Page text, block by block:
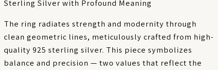
Sterling Silver with Profound Meaning
The ring radiates strength and modernity through
clean geometric lines, meticulously crafted from high-
quality 925 sterling silver. This piece symbolizes
balance and precision — two values that reflect the